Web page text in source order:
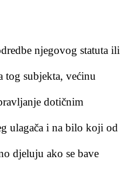
njegovog statuta ili
subjekta, većinu
dotičnim
ulagača i na bilo koji od
djeluju ako se bave